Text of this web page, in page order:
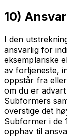
10)
I den
ansvarlig for
eksemplariske
av fortjeneste,
oppstår fra
om du er
Subformers
overstige det
Subformer i de
opphav til